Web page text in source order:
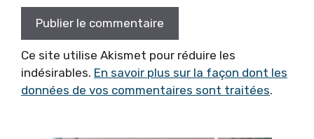
Ce site utilise Akismet pour réduire les
indésirables. En savoir plus sur la façon dont les
données de vos commentaires sont traitées.